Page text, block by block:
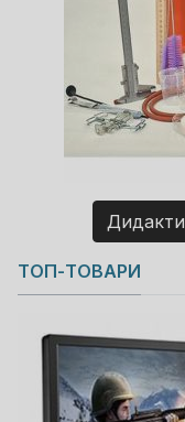
Copyright
JoomShopping
ТОП-ТОВАРИ